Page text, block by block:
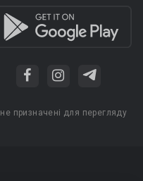
призначені для перегляду